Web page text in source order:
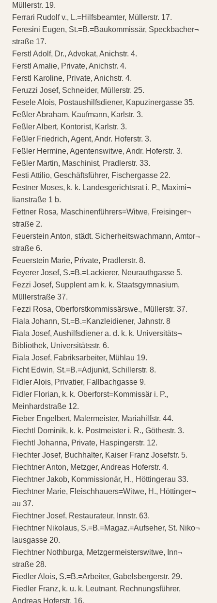
Müllerstr. 19.
Ferrari Rudolf v., L.=Hilfsbeamter, Müllerstr. 17.
Feresini Eugen, St.=B.=Baukommissär, Speckbacher¬
straße 17.
Ferstl Adolf, Dr., Advokat, Anichstr. 4.
Ferstl Amalie, Private, Anichstr. 4.
Ferstl Karoline, Private, Anichstr. 4.
Feruzzi Josef, Schneider, Müllerstr. 25.
Fesele Alois, Postaushilfsdiener, Kapuzinergasse 35.
Feßler Abraham, Kaufmann, Karlstr. 3.
Feßler Albert, Kontorist, Karlstr. 3.
Feßler Friedrich, Agent, Andr. Hoferstr. 3.
Feßler Hermine, Agentenswitwe, Andr. Hoferstr. 3.
Feßler Martin, Maschinist, Pradlerstr. 33.
Festi Attilio, Geschäftsführer, Fischergasse 22.
Festner Moses, k. k. Landesgerichtsrat i. P., Maximi¬
lianstraße 1 b.
Fettner Rosa, Maschinenführers=Witwe, Freisinger¬
straße 2.
Feuerstein Anton, städt. Sicherheitswachmann, Amtor¬
straße 6.
Feuerstein Marie, Private, Pradlerstr. 8.
Feyerer Josef, S.=B.=Lackierer, Neurauthgasse 5.
Fezzi Josef, Supplent am k. k. Staatsgymnasium,
Müllerstraße 37.
Fezzi Rosa, Oberforstkommissärswe., Müllerstr. 37.
Fiala Johann, St.=B.=Kanzleidiener, Jahnstr. 8
Fiala Josef, Aushilfsdiener a. d. k. k. Universitäts¬
Bibliothek, Universitätsstr. 6.
Fiala Josef, Fabriksarbeiter, Mühlau 19.
Ficht Edwin, St.=B.=Adjunkt, Schillerstr. 8.
Fidler Alois, Privatier, Fallbachgasse 9.
Fidler Florian, k. k. Oberforst=Kommissär i. P.,
Meinhardstraße 12.
Fieber Engelbert, Malermeister, Mariahilfstr. 44.
Fiechtl Dominik, k. k. Postmeister i. R., Göthestr. 3.
Fiechtl Johanna, Private, Haspingerstr. 12.
Fiechter Josef, Buchhalter, Kaiser Franz Josefstr. 5.
Fiechtner Anton, Metzger, Andreas Hoferstr. 4.
Fiechtner Jakob, Kommissionär, H., Höttingerau 33.
Fiechtner Marie, Fleischhauers=Witwe, H., Höttinger¬
au 37.
Fiechtner Josef, Restaurateur, Innstr. 63.
Fiechtner Nikolaus, S.=B.=Magaz.=Aufseher, St. Niko¬
lausgasse 20.
Fiechtner Nothburga, Metzgermeisterswitwe, Inn¬
straße 28.
Fiedler Alois, S.=B.=Arbeiter, Gabelsbergerstr. 29.
Fiedler Franz, k. u. k. Leutnant, Rechnungsführer,
Andreas Hoferstr. 16.